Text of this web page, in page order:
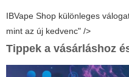
IBVape Shop különleges
mint az új kedvenc" />
Tippek a vásárláshoz